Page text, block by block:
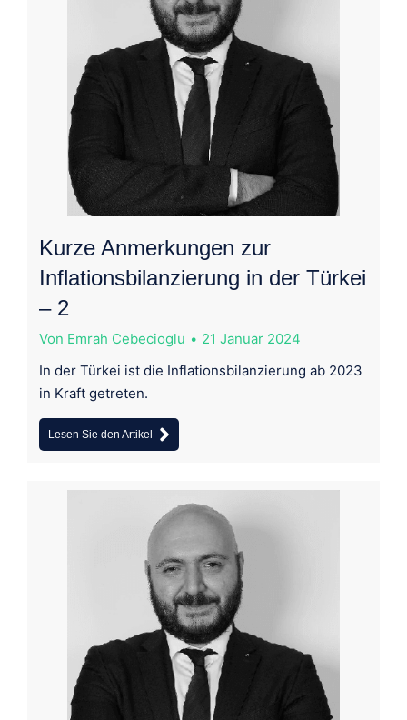
Kurze Anmerkungen zur
Inflationsbilanzierung in der Türkei
– 2
Von Emrah Cebecioglu
21 Januar 2024
In der Türkei ist die Inflationsbilanzierung ab 2023
in Kraft getreten.
Lesen Sie den Artikel